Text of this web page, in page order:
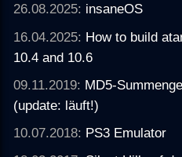
26.08.2025: insaneOS
16.04.2025: How to build
10.4 and 10.6
09.11.2019: MD5-
(update: läuft!)
10.07.2018: PS3 Emulator